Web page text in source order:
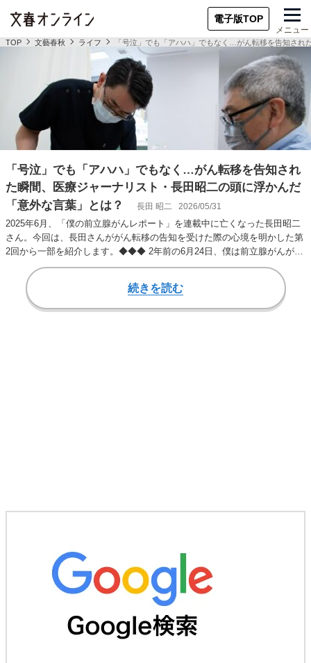
電子版TOP
メニュー
TOP 文藝春秋 ライフ 「号泣」でも「アハハ」でもなく…がん転移を告知さ
「号泣」でも「アハハ」でもなく…がん転移を告知され
た瞬間、医療ジャーナリスト・長田昭二の頭に浮かんだ
「意外な言葉」とは？
長田 昭二 2026/05/31
2025年6月、「僕の前立腺がんレポート」を連載中に亡くなった長田昭二
さん。今回は、長田さんががん転移の告知を受けた際の心境を明かした第
2回から一部を紹介します。◆◆◆ 2年前の6月24日、僕は前立腺がんが背
中の胸…
続きを読む